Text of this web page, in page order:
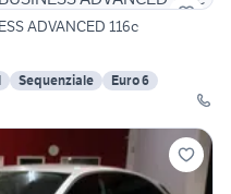
ADVANCED 116c
Sequenziale
Euro 6